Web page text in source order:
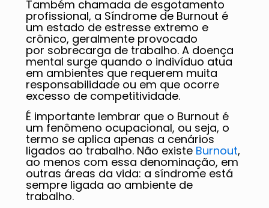
Também chamada de esgotamento
profissional, a Síndrome de Burnout é
um estado de estresse extremo e
crônico, geralmente provocado
por sobrecarga de trabalho. A doença
mental surge quando o indivíduo atua
em ambientes que requerem muita
responsabilidade ou em que ocorre
excesso de competitividade.
É importante lembrar que o Burnout é
um fenômeno ocupacional, ou seja, o
termo se aplica apenas a cenários
ligados ao trabalho. Não existe Burnout,
ao menos com essa denominação, em
outras áreas da vida: a síndrome está
sempre ligada ao ambiente de
trabalho.